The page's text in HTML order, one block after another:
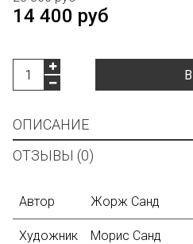
14 400 руб
ОПИСАНИЕ
ОТЗЫВЫ (0)
Автор Жорж Санд
Художник Морис Санд